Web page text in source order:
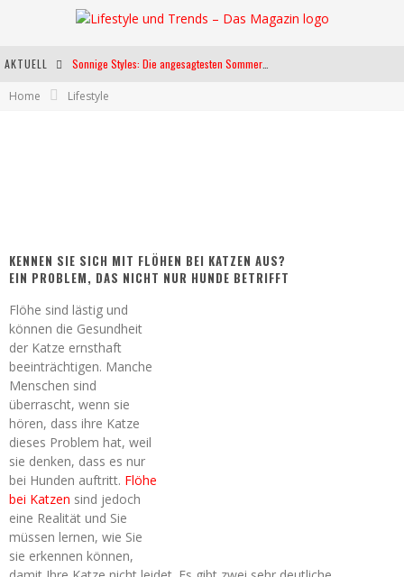
AKTUELL
Home Lifestyle
KENNEN SIE SICH MIT FLÖHEN BEI KATZEN AUS?
EIN PROBLEM, DAS NICHT NUR HUNDE BETRIFFT
Flöhe sind lästig und
können die Gesundheit
der Katze ernsthaft
beeinträchtigen. Manche
Menschen sind
überrascht, wenn sie
hören, dass ihre Katze
dieses Problem hat, weil
sie denken, dass es nur
bei Hunden auftritt. Flöhe
bei Katzen sind jedoch
eine Realität und Sie
müssen lernen, wie Sie
sie erkennen können,